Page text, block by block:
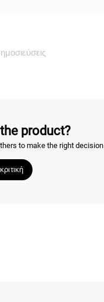
product?
to make the right decision